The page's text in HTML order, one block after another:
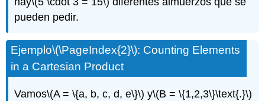
pueden pedir.
Ejemplo\(\PageIndex{2}\): Counting Elements
in a Cartesian Product
Vamos\(A = \{a, b, c, d, e\}\) y\(B = \{1,2,3\}\text{.}\)